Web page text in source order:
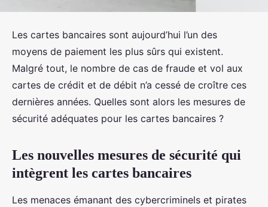
Les cartes bancaires sont aujourd’hui l’un des
moyens de paiement les plus sûrs qui existent.
Malgré tout, le nombre de cas de fraude et vol aux
cartes de crédit et de débit n’a cessé de croître ces
dernières années. Quelles sont alors les mesures de
sécurité adéquates pour les cartes bancaires ?
Les nouvelles mesures de sécurité qui
intègrent les cartes bancaires
Les menaces émanant des cybercriminels et pirates